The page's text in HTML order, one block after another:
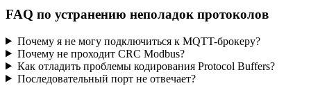
FAQ по устранению неполадок протоколов
Почему я не могу подключиться к MQTT-брокеру?
Почему не проходит CRC Modbus?
Как отладить проблемы кодирования Protocol Buffers?
Последовательный порт не отвечает?